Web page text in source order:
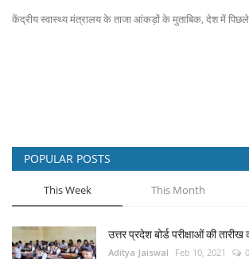
केंद्रीय स्वास्थ्य मंत्रालय के ताजा आंकड़ों के मुताबिक, देश में
POPULAR POSTS
This Week This Month
उत्तर प्रदेश बोर्ड परीक्षाओं की
Aditya Jaiswal Feb 10, 2021 0